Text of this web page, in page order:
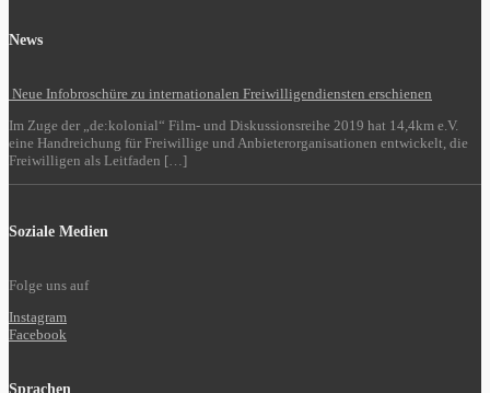
News
Neue Infobroschüre zu internationalen Freiwilligendiensten erschienen
Im Zuge der „de:kolonial“ Film- und Diskussionsreihe 2019 hat 14,4km e.V.
eine Handreichung für Freiwillige und Anbieterorganisationen entwickelt, die
Freiwilligen als Leitfaden […]
Soziale Medien
Folge uns auf
Instagram
Facebook
Sprachen